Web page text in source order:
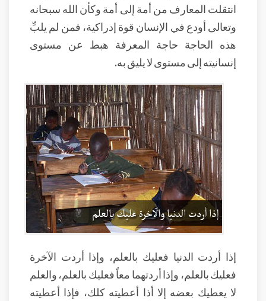
انتقلت المعارف من أمة إلى أمة وكأن الله سبحانه
وتعالى أودع في الإنسان قوة إدراكية، فمن لم يلبِّ
هذه الحاجة حاجة المعرفة هبط عن مستوى
إنسانيته إلى مستوى لا يليق به.
إذا أردت الدنيا فعليك بالعلم، وإذا أردت الآخرة
فعليك بالعلم، وإذا أردتهما معاً فعليك بالعلم، والعلم
لا يعطيك بعضه إلا أذا أعطيته كلك، فإذا أعطيته